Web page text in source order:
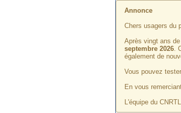
Annonce
Chers usagers du
Après vingt ans
septembre 2026.
également de
Vous pouvez
En vous
L'équipe du CNRTL